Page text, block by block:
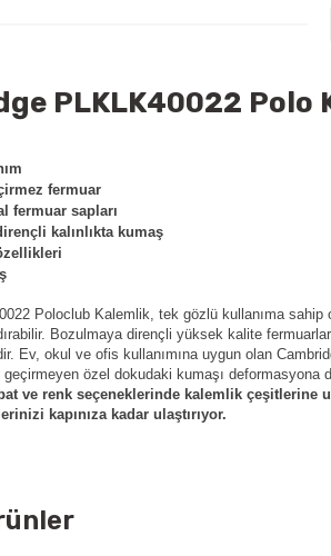
PLKLK40022 Polo
fermuar
fermuar sapları
kalınlıkta kumaş
Poloclub Kalemlik, tek gözlü kullanıma
Bozulmaya dirençli yüksek kalite
Ev, okul ve ofis kullanımına uygun olan
özel dokudaki kumaşı deformasyona
ve renk seçeneklerinde kalemlik
kapınıza kadar ulaştırıyor.